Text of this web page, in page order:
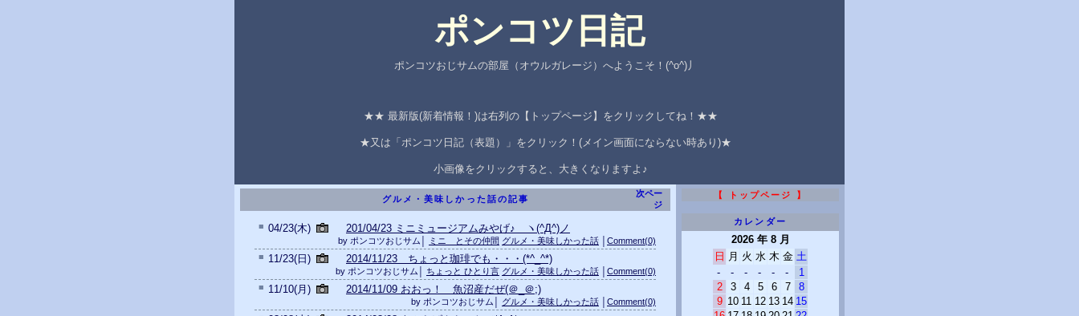
ポンコツ日記
ポンコツおじサムの部屋（オウルガレージ）へようこそ！(^o^)丿
★★ 最新版(新着情報！)は右列の【トップページ】をクリックしてね！★★
★又は「ポンコツ日記（表題）」をクリック！(メイン画面にならない時あり)★
小画像をクリックすると、大きくなりますよ♪
グルメ・美味しかった話の記事
次ペー
ジ
■ 04/23(木) 201/04/23 ミニミュージアムみやげ♪ ヽ(^Д^)ノ
by ポンコツおじサム│ ミニ とその仲間 グルメ・美味しかった話
Comment(0)
■ 11/23(日) 2014/11/23 ちょっと珈琲でも・・・(*^_^*)
by ポンコツおじサム│ ちょっと ひとり言 グルメ・美味しかった話
Comment(0)
■ 11/10(月) 2014/11/09 おおっ！ 魚沼産だぜ(＠_＠;)
by ポンコツおじサム│ グルメ・美味しかった話
Comment(0)
【 トップページ 】
カレンダー
2026 年 8 月
日 月 火 水 木 金 土
-
- - - - -
1
2
3 4 5 6 7
8
9 10 11 12 13 14 15